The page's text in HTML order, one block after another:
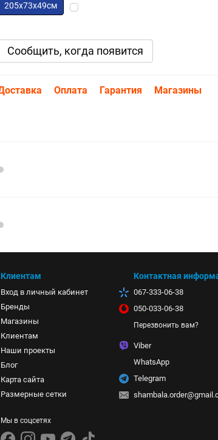
205х73х49см
Сообщить, когда появится
Оплата Гарантия Магазины
Клиентам
Вход в личный кабинет
Бренды
Магазины
Клиентам
Наши проекты
Блог
Карта сайта
Размерные сетки
Мы в соцсетях
Контактная
067-333-06-38
050-033-06-38
Перезвонить вам?
Viber
WhatsApp
Telegram